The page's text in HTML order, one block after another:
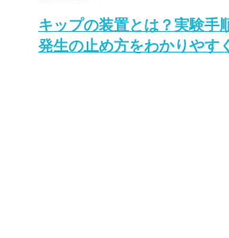
キップの装置とは？実験手
発生の止め方をわかりやす